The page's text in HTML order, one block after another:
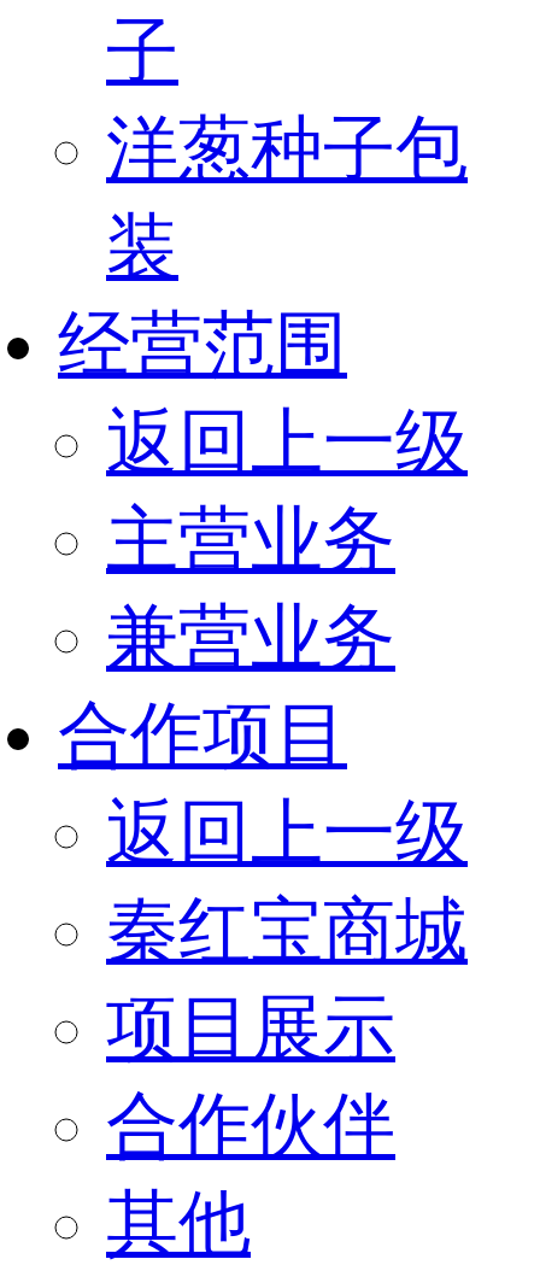
子
洋葱种子包
装
经营范围
返回上一级
主营业务
兼营业务
合作项目
返回上一级
秦红宝商城
项目展示
合作伙伴
其他